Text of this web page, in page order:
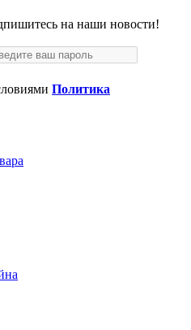
на наши новости!
Политика